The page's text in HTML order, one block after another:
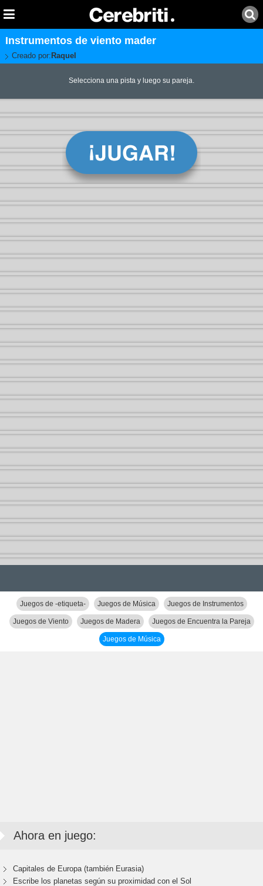
Instrumentos de viento mader
Creado por: Raquel
Selecciona una pista y luego su pareja.
Juegos de -etiqueta- Juegos de Música Juegos de Instrumentos
Juegos de Viento Juegos de Madera Juegos de Encuentra la Pareja
Juegos de Música
Ahora en juego:
Capitales de Europa (también Eurasia)
Escribe los planetas según su proximidad con el Sol